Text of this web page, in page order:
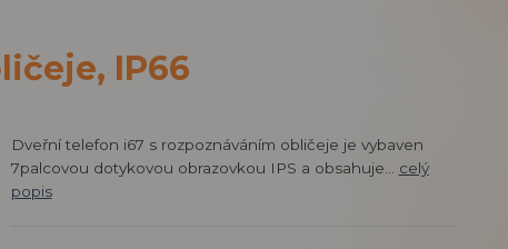
IP66
Dveřní telefon i67 s rozpoznáváním obličeje je vybaven
7palcovou dotykovou obrazovkou IPS a obsahuje... celý
popis